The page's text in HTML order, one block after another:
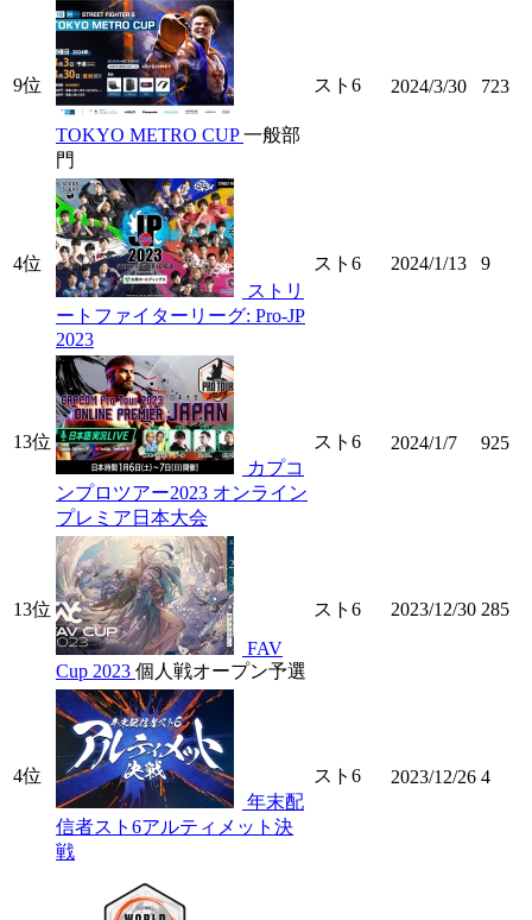
9位
TOKYO METRO CUP一般部
門
スト6 2024/3/30 723
4位
ストリ
ートファイターリーグ: Pro-JP
2023
スト6 2024/1/13 9
13位
カプコ
ンプロツアー2023 オンライン
プレミア日本大会
スト6 2024/1/7 925
13位
FAV
Cup 2023 個人戦オープン予選
スト6 2023/12/30 285
4位
年末配
信者スト6アルティメット決
戦
スト6 2023/12/26 4